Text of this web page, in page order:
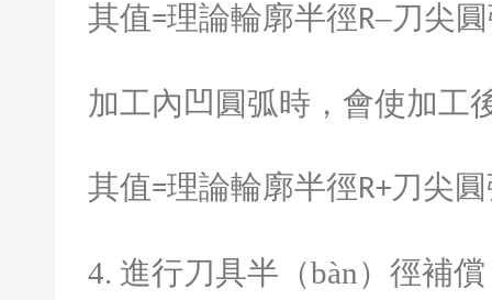
其值=理論輪廓半徑R–刀尖
加工內凹圓弧時，會使加工
其值=理論輪廓半徑R+刀尖
4. 進行刀具半（bàn）徑補